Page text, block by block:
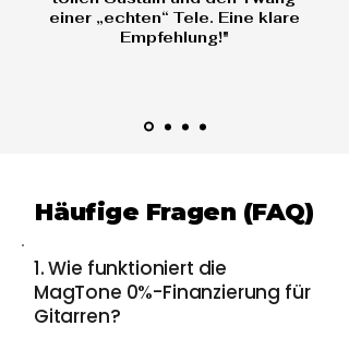
einer „echten“ Tele. Eine klare
Empfehlung!"
Häufige Fragen (FAQ)
1. Wie funktioniert die
MagTone 0%-Finanzierung für
Gitarren?